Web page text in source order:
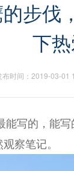
的步
下
布时间：2019-03-
的，能写
察笔记。